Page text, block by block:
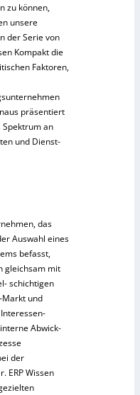
zu können,
unsere
der Serie von
Kompakt die
Faktoren,
präsentiert
Spektrum an
und Dienst-
das
Auswahl eines
befasst,
gleichsam mit
schichtigen
und
Abwick-
der
ERP Wissen